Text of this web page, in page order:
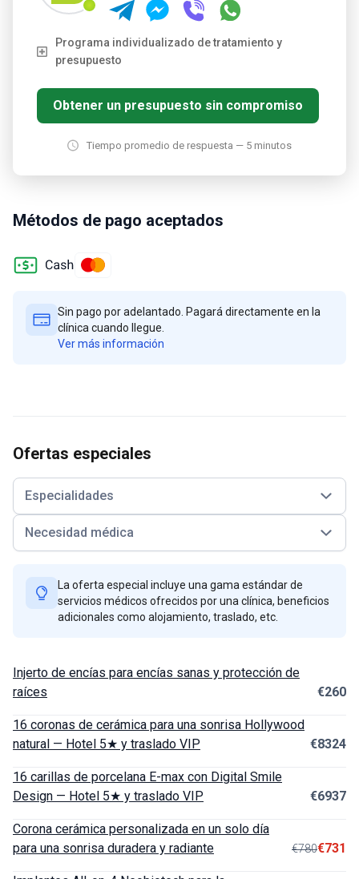
Programa individualizado de tratamiento y
presupuesto
Obtener un presupuesto sin compromiso
Tiempo promedio de respuesta — 5 minutos
Métodos de pago aceptados
Sin pago por adelantado. Pagará directamente en la
clínica cuando llegue.
Ver más información
Ofertas especiales
Especialidades
Necesidad médica
La oferta especial incluye una gama estándar de
servicios médicos ofrecidos por una clínica, beneficios
adicionales como alojamiento, traslado, etc.
Injerto de encías para encías sanas y protección de
raíces
€260
16 coronas de cerámica para una sonrisa Hollywood
natural — Hotel 5★ y traslado VIP
€8324
16 carillas de porcelana E-max con Digital Smile
Design — Hotel 5★ y traslado VIP
€6937
Corona cerámica personalizada en un solo día
para una sonrisa duradera y radiante
€780€731